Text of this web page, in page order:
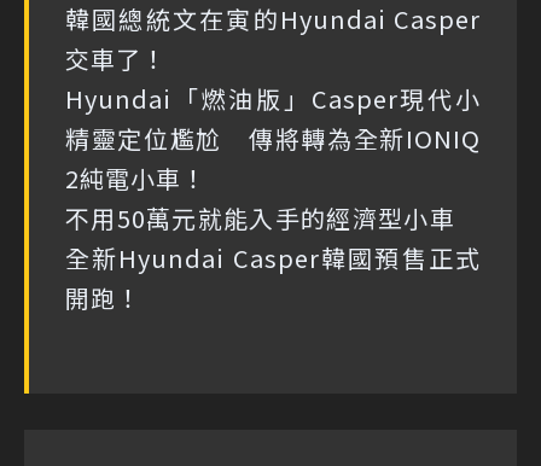
韓國總統文在寅的Hyundai Casper
交車了！
Hyundai「燃油版」Casper現代小
精靈定位尷尬 傳將轉為全新IONIQ
2純電小車！
不用50萬元就能入手的經濟型小車
全新Hyundai Casper韓國預售正式
開跑！